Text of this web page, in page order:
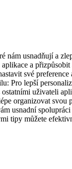
usnadňují a
a
své
Pro lepší
uživateli
organizovat
usnadní
tipy můžete